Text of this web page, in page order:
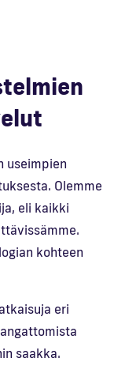
useimpien
Olemme
eli kaikki
kohteen
eri
saakka.